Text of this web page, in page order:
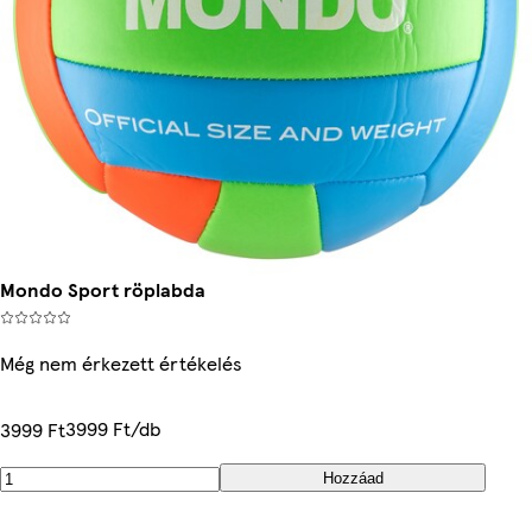
Mondo Sport röplabda
Még nem érkezett értékelés
3999 Ft3999 Ft/db
Hozzáad